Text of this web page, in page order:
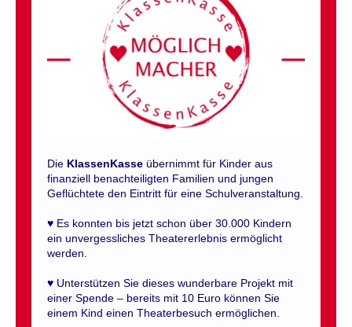
Die KlassenKasse übernimmt für Kinder aus
finanziell benachteiligten Familien und jungen
Geflüchtete den Eintritt für eine Schulveranstaltung.
♥ Es konnten bis jetzt schon über 30.000 Kindern
ein unvergessliches Theatererlebnis ermöglicht
werden.
♥ Unterstützen Sie dieses wunderbare Projekt mit
einer Spende – bereits mit 10 Euro können Sie
einem Kind einen Theaterbesuch ermöglichen.